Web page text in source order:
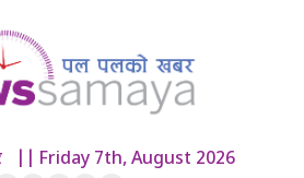
|| Friday 7th, August 2026